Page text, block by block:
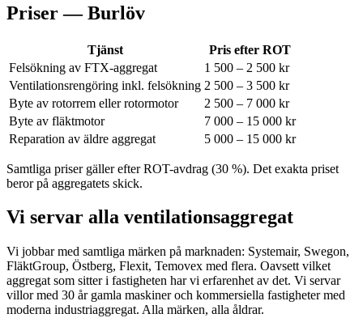
Priser —Burlöv
Tjänst
Pris efter ROT
Felsökning av FTX-aggregat
1 500 – 2 500 kr
Ventilationsrengöring inkl. felsökning 2 500 – 3 500 kr
Byte av rotorrem eller rotormotor
2 500 – 7 000 kr
Byte av fläktmotor
7 000 – 15 000 kr
Reparation av äldre aggregat
5 000 – 15 000 kr
Samtliga priser gäller efter ROT-avdrag (30 %). Det exakta priset
beror på aggregatets skick.
Vi servar alla ventilationsaggregat
Vi jobbar med samtliga märken på marknaden: Systemair, Swegon,
FläktGroup, Östberg, Flexit, Temovex med flera. Oavsett vilket
aggregat som sitter i fastigheten har vi erfarenhet av det. Vi servar
villor med 30 år gamla maskiner och kommersiella fastigheter med
moderna industriaggregat. Alla märken, alla åldrar.